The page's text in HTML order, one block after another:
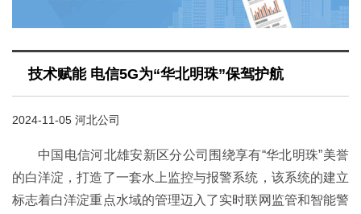
技术赋能 电信5G为“华北明珠”保驾护航
2024-11-05 河北公司
中国电信河北雄安新区分公司围绕享有“华北明珠”美誉
的白洋淀，打造了一套水上监控与报警系统，该系统的建立
标志着白洋淀重点水域的管理迈入了实时联网监管和智能警